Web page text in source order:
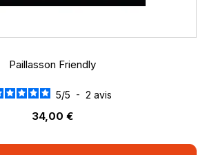
Paillasson Friendly
5/5 - 2 avis
34,00 €